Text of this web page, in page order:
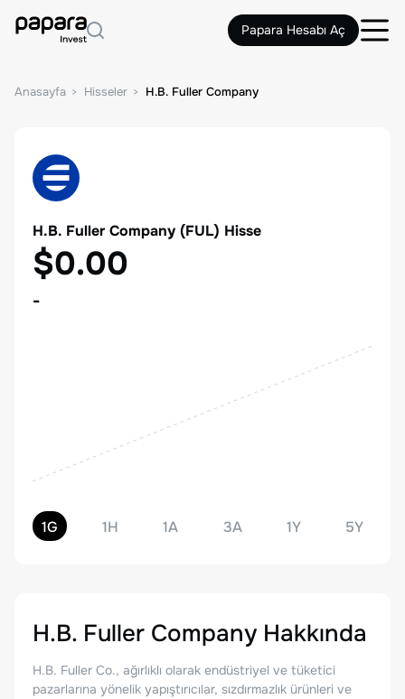
Papara Hesabı Aç
Anasayfa Hisseler H.B. Fuller Company
H.B. Fuller Company (FUL) Hisse
$0.00
-
1G 1H 1A 3A 1Y 5Y
H.B. Fuller Company Hakkında
H.B. Fuller Co., ağırlıklı olarak endüstriyel ve tüketici
pazarlarına yönelik yapıştırıcılar, sızdırmazlık ürünleri ve